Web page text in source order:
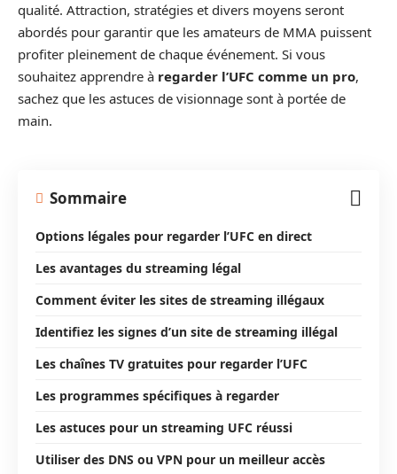
qualité. Attraction, stratégies et divers moyens seront
abordés pour garantir que les amateurs de MMA puissent
profiter pleinement de chaque événement. Si vous
souhaitez apprendre à regarder l’UFC comme un pro,
sachez que les astuces de visionnage sont à portée de
main.
Sommaire
Options légales pour regarder l’UFC en direct
Les avantages du streaming légal
Comment éviter les sites de streaming illégaux
Identifiez les signes d’un site de streaming illégal
Les chaînes TV gratuites pour regarder l’UFC
Les programmes spécifiques à regarder
Les astuces pour un streaming UFC réussi
Utiliser des DNS ou VPN pour un meilleur accès